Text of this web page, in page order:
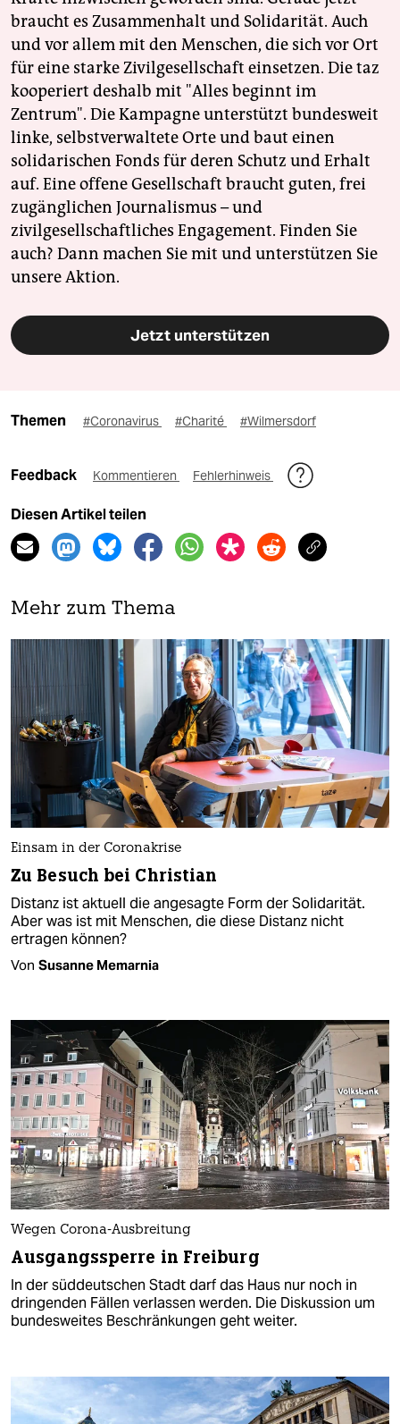
braucht es Zusammenhalt und Solidarität. Auch
und vor allem mit den Menschen, die sich vor Ort
für eine starke Zivilgesellschaft einsetzen. Die taz
kooperiert deshalb mit "Alles beginnt im
Zentrum". Die Kampagne unterstützt bundesweit
linke, selbstverwaltete Orte und baut einen
solidarischen Fonds für deren Schutz und Erhalt
auf. Eine offene Gesellschaft braucht guten, frei
zugänglichen Journalismus – und
zivilgesellschaftliches Engagement. Finden Sie
auch? Dann machen Sie mit und unterstützen Sie
unsere Aktion.
Jetzt unterstützen
Themen #Coronavirus #Charité #Wilmersdorf
Feedback Kommentieren Fehlerhinweis
Diesen Artikel teilen
Mehr zum Thema
Einsam in der Coronakrise
Zu Besuch bei Christian
Distanz ist aktuell die angesagte Form der Solidarität.​
Aber was ist mit Menschen, die diese Distanz nicht
ertragen können?
Von Susanne Memarnia
Wegen Corona-Ausbreitung
Ausgangssperre in Freiburg
In der süddeutschen Stadt darf das Haus nur noch in
dringenden Fällen verlassen werden. Die Diskussion um
bundesweites Beschränkungen geht weiter.